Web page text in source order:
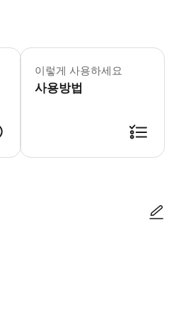
* 소요시간 : 60분 (옵션에 따라 소요
이렇게 사용하세요
사용방법